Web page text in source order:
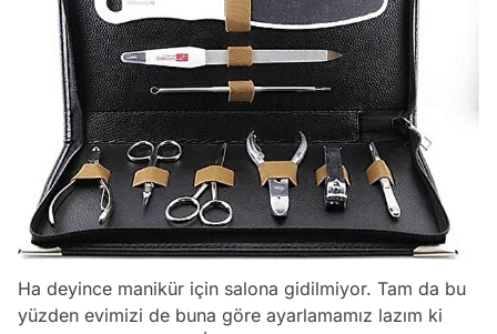
Ha deyince manikür için salona gidilmiyor. Tam da bu
yüzden evimizi de buna göre ayarlamamız lazım ki